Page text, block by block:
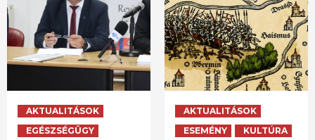
AKTUALITÁSOK
EGÉSZSÉGÜGY
AKTUALITÁSOK
ESEMÉNY
KULTÚRA